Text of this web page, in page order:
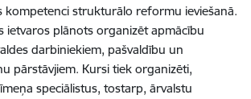
kompetenci strukturālo reformu ieviešanā.
ietvaros plānots organizēt apmācību
darbiniekiem, pašvaldību un
pārstāvjiem. Kursi tiek organizēti,
speciālistus, tostarp, ārvalstu